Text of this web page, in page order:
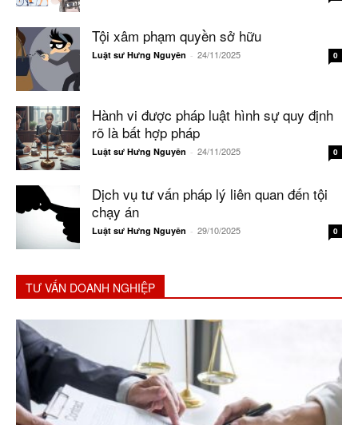
Tội xâm phạm quyền sở hữu
Luật sư Hưng Nguyên - 24/11/2025 0
Hành vi được pháp luật hình sự quy định
rõ là bất hợp pháp
Luật sư Hưng Nguyên - 24/11/2025 0
Dịch vụ tư vấn pháp lý liên quan đến tội
chạy án
Luật sư Hưng Nguyên - 29/10/2025 0
TƯ VẤN DOANH NGHIỆP